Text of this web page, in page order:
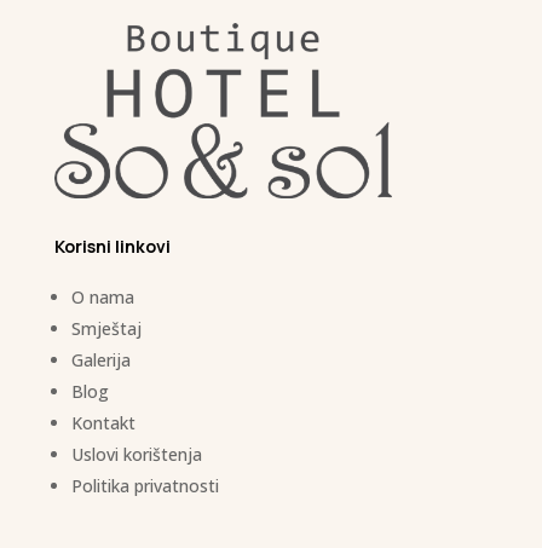
Korisni linkovi
O nama
Smještaj
Galerija
Blog
Kontakt
Uslovi korištenja
Politika privatnosti